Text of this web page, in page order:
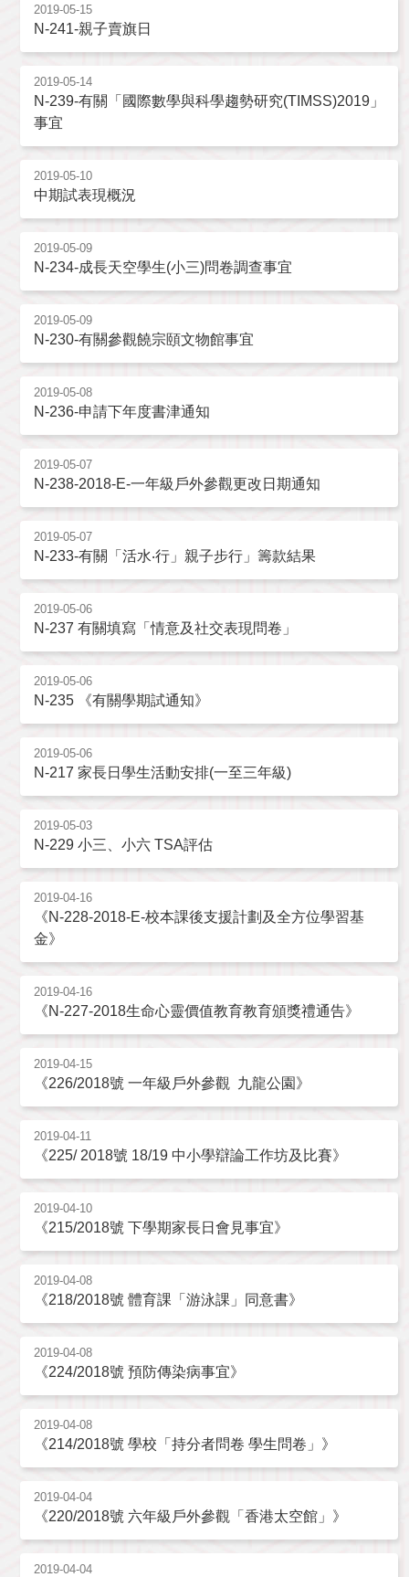
2019-05-15
N-241-親子賣旗日
2019-05-14
N-239-有關「國際數學與科學趨勢研究(TIMSS)2019」
事宜
2019-05-10
中期試表現概況
2019-05-09
N-234-成長天空學生(小三)問卷調查事宜
2019-05-09
N-230-有關參觀饒宗頤文物館事宜
2019-05-08
N-236-申請下年度書津通知
2019-05-07
N-238-2018-E-一年級戶外參觀更改日期通知
2019-05-07
N-233-有關「活水‧行」親子步行」籌款結果
2019-05-06
N-237 有關填寫「情意及社交表現問卷」
2019-05-06
N-235 《有關學期試通知》
2019-05-06
N-217 家長日學生活動安排(一至三年級)
2019-05-03
N-229 小三、小六 TSA評估
2019-04-16
《N-228-2018-E-校本課後支援計劃及全方位學習基
金》
2019-04-16
《N-227-2018生命心靈價值教育教育頒獎禮通告》
2019-04-15
《226/2018號 一年級戶外參觀 九龍公園》
2019-04-11
《225/ 2018號 18/19 中小學辯論工作坊及比賽》
2019-04-10
《215/2018號 下學期家長日會見事宜》
2019-04-08
《218/2018號 體育課「游泳課」同意書》
2019-04-08
《224/2018號 預防傳染病事宜》
2019-04-08
《214/2018號 學校「持分者問卷 學生問卷」》
2019-04-04
《220/2018號 六年級戶外參觀「香港太空館」》
2019-04-04